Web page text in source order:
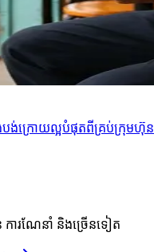
បង់ក្រោយល្អបំផុតពីគ្រប់ក្រុមហ៊ុន
ការណែនាំ និងច្រើនទៀត